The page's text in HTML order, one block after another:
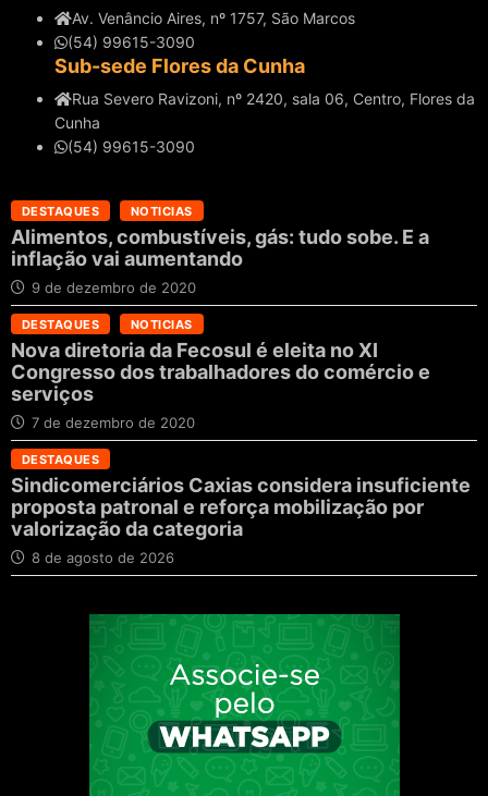
Av. Venâncio Aires, nº 1757, São Marcos
(54) 99615-3090
Sub-sede Flores da Cunha
Rua Severo Ravizoni, nº 2420, sala 06, Centro, Flores da
Cunha
(54) 99615-3090
DESTAQUES NOTICIAS
Alimentos, combustíveis, gás: tudo sobe. E a
inflação vai aumentando
9 de dezembro de 2020
DESTAQUES NOTICIAS
Nova diretoria da Fecosul é eleita no XI
Congresso dos trabalhadores do comércio e
serviços
7 de dezembro de 2020
DESTAQUES
Sindicomerciários Caxias considera insuficiente
proposta patronal e reforça mobilização por
valorização da categoria
8 de agosto de 2026